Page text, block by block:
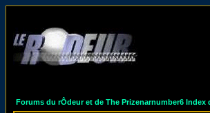
Forums du rÔdeur et de The Prizenarnumber6 Index